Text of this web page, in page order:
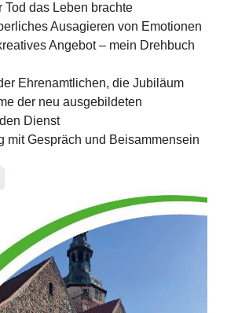
Tod das Leben brachte
Ausagieren von Emotionen
Angebot – mein Drehbuch
Ehrenamtlichen, die Jubiläum
der neu ausgebildeten
Dienst
mit Gespräch und Beisammensein